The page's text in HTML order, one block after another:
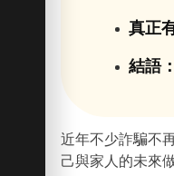
真正
結語
近年不少詐騙不
己與家人的未來